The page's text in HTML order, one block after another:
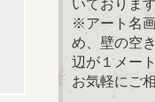
いておりま
※アート名
め、壁の空
辺が１メー
お気軽にご